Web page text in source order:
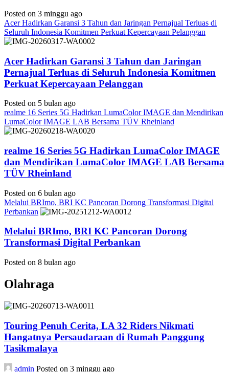
Posted on 3 minggu ago
Acer Hadirkan Garansi 3 Tahun dan Jaringan Pernajual Terluas di
Seluruh Indonesia Komitmen Perkuat Kepercayaan Pelanggan
Acer Hadirkan Garansi 3 Tahun dan Jaringan
Pernajual Terluas di Seluruh Indonesia Komitmen
Perkuat Kepercayaan Pelanggan
Posted on 5 bulan ago
realme 16 Series 5G Hadirkan LumaColor IMAGE dan Mendirikan
LumaColor IMAGE LAB Bersama TÜV Rheinland
realme 16 Series 5G Hadirkan LumaColor IMAGE
dan Mendirikan LumaColor IMAGE LAB Bersama
TÜV Rheinland
Posted on 6 bulan ago
Melalui BRImo, BRI KC Pancoran Dorong Transformasi Digital
Perbankan
Melalui BRImo, BRI KC Pancoran Dorong
Transformasi Digital Perbankan
Posted on 8 bulan ago
Olahraga
Touring Penuh Cerita, LA 32 Riders Nikmati
Hangatnya Persaudaraan di Rumah Panggung
Tasikmalaya
admin Posted on 3 minggu ago